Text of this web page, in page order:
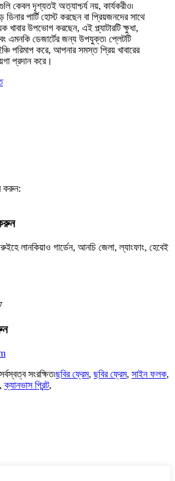
কেবল দৃশ্যতই অত্যাশ্চর্য নয়, কার্যকরীও৷
পার্টি হোস্ট করছেন বা প্রিয়জনদের সাথে
খাবার উপভোগ করছেন, এই প্ল্যাটারটি ক্ষুধা,
এমনকি ডেজার্টের জন্য উপযুক্ত৷ প্লেটটি
পরিমাপ করে, আপনার সমস্ত প্রিয় খাবারের
প্রদান করে।
করুন:
লানকিয়াও গার্ডেন, আনচি জেলা, ল্যাংফাং, হেবেই
সংরক্ষিত৷ছবির ফ্রেম, ছবির ফ্রেম, সাইন ফলক,
,ক্যানভাস প্রিন্ট,